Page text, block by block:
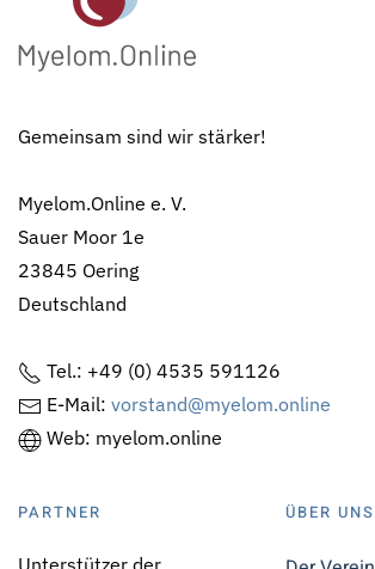
Gemeinsam sind wir stärker!
Myelom.Online e. V.
Sauer Moor 1e
23845 Oering
Deutschland
Tel.: +49 (0) 4535 591126
E-Mail: vorstand@myelom.online
Web: myelom.online
PARTNER
Unterstützer der
ÜBER UNS